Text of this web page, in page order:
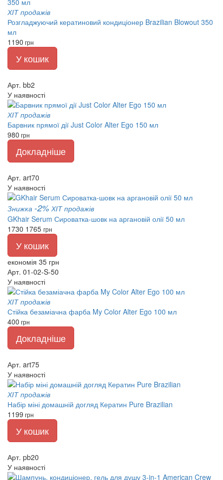
ХІТ продажів
Розгладжуючий кератиновий кондиціонер Brazilian Blowout 350
мл
1190 грн
У кошик
Арт. bb2
У наявності
ХІТ продажів
Барвник прямої дії Just Color Alter Ego 150 мл
980 грн
Докладніше
Арт. art70
У наявності
Знижка -2% ХІТ продажів
GKhair Serum Сироватка-шовк на аргановій олії 50 мл
1730 1765 грн
У кошик
економія 35 грн
Арт. 01-02-S-50
У наявності
ХІТ продажів
Стійка безаміачна фарба My Color Alter Ego 100 мл
400 грн
Докладніше
Арт. art75
У наявності
ХІТ продажів
Набір міні домашній догляд Кератин Pure Brazilian
1199 грн
У кошик
Арт. pb20
У наявності